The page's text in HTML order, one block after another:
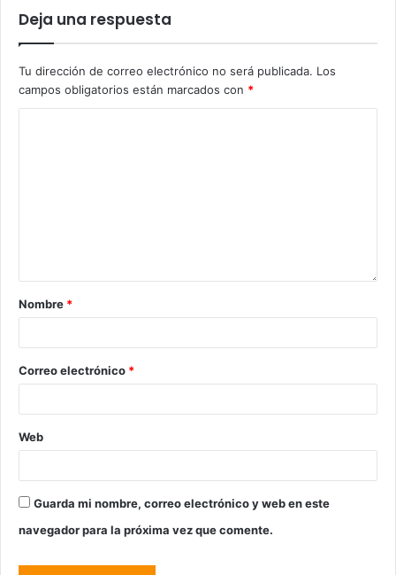
Deja una respuesta
Tu dirección de correo electrónico no será publicada. Los
campos obligatorios están marcados con *
Nombre *
Correo electrónico *
Web
Guarda mi nombre, correo electrónico y web en este
navegador para la próxima vez que comente.